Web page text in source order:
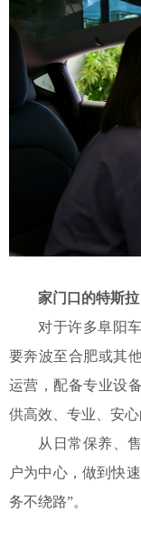
家门口的特斯
对于许多阜阳
要奔波至合肥或其
运营，配备专业设
供高效、专业、安心
从日常保养、
户为中心，做到快
务不绕路”。